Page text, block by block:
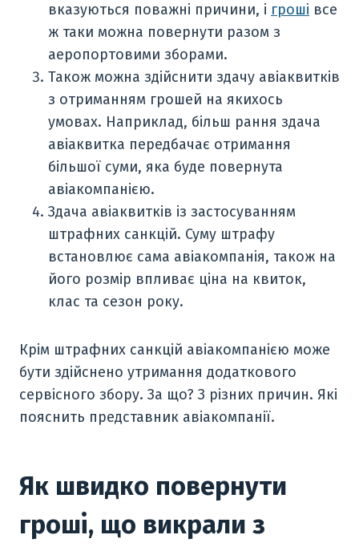
вказуються поважні причини, і гроші все
ж таки можна повернути разом з
аеропортовими зборами.
Також можна здійснити здачу авіаквитків
з отриманням грошей на якихось
умовах. Наприклад, більш рання здача
авіаквитка передбачає отримання
більшої суми, яка буде повернута
авіакомпанією.
Здача авіаквитків із застосуванням
штрафних санкцій. Суму штрафу
встановлює сама авіакомпанія, також на
його розмір впливає ціна на квиток,
клас та сезон року.
Крім штрафних санкцій авіакомпанією може
бути здійснено утримання додаткового
сервісного збору. За що? З різних причин. Які
пояснить представник авіакомпанії.
Як швидко повернути
гроші, що викрали з